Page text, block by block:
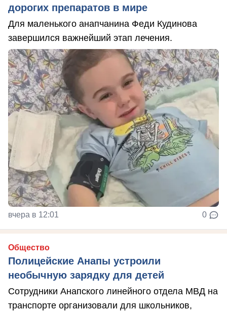
дорогих препаратов в мире
Для маленького анапчанина Феди Кудинова
завершился важнейший этап лечения.
вчера в 12:01 0
Общество
Полицейские Анапы устроили
необычную зарядку для детей
Сотрудники Анапского линейного отдела МВД на
транспорте организовали для школьников,